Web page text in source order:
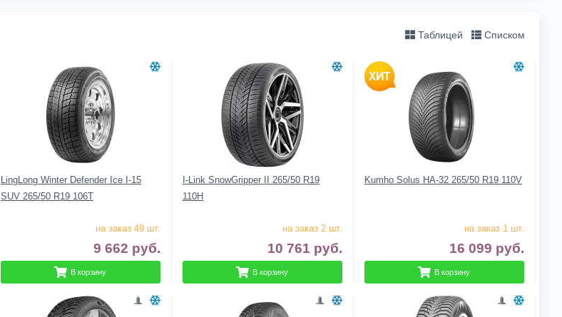
Таблицей Списком
LingLong Winter Defender Ice I-15
SUV 265/50 R19 106T
на заказ 49 шт.
9 662 руб.
В корзину
I-Link SnowGripper II 265/50 R19
110H
на заказ 2 шт.
10 761 руб.
В корзину
Kumho Solus HA-32 265/50 R19 110V
на заказ 1 шт.
16 099 руб.
В корзину